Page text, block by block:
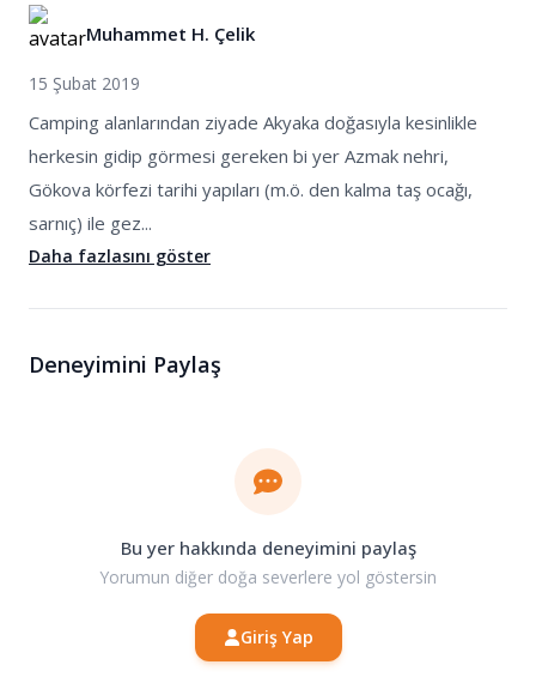
Muhammet H. Çelik
15 Şubat 2019
Camping alanlarından ziyade Akyaka doğasıyla kesinlikle
herkesin gidip görmesi gereken bi yer Azmak nehri,
Gökova körfezi tarihi yapıları (m.ö. den kalma taş ocağı,
sarnıç) ile gez...
Daha fazlasını göster
Deneyimini Paylaş
Bu yer hakkında deneyimini paylaş
Yorumun diğer doğa severlere yol göstersin
Giriş Yap